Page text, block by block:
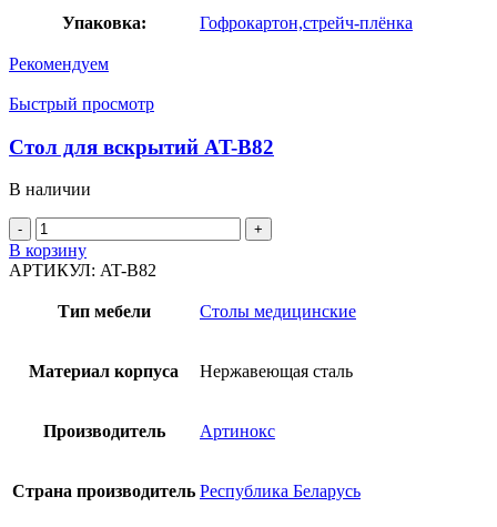
Упаковка: Гофрокартон,стрейч-плёнка
Рекомендуем
Быстрый просмотр
Стол для вскрытий AT-B82
В наличии
Количество
товара
Стол
вскрытий
В корзину
АРТИКУЛ: AT-B82
Тип мебели Столы медицинские
Материал корпуса Нержавеющая сталь
Производитель Артинокс
Страна производитель Республика Беларусь